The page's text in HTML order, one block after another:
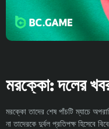
মরক্কো: দলের
মরক্কো তাদের শেষ পাঁচটি ম্যাচে
না তাদেরকে দুর্বল প্রতিপক্ষ হিসেবে